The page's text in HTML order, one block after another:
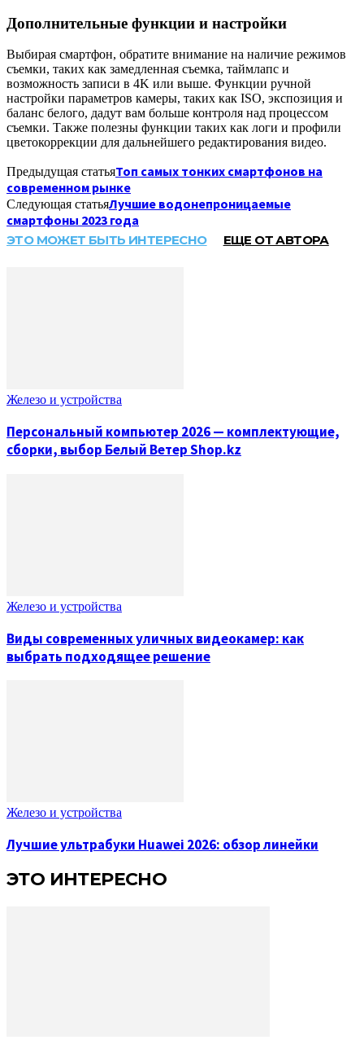
Дополнительные функции и настройки
Выбирая смартфон, обратите внимание на наличие режимов
съемки, таких как замедленная съемка, таймлапс и
возможность записи в 4K или выше. Функции ручной
настройки параметров камеры, таких как ISO, экспозиция и
баланс белого, дадут вам больше контроля над процессом
съемки. Также полезны функции таких как логи и профили
цветокоррекции для дальнейшего редактирования видео.
Предыдущая статьяТоп самых тонких смартфонов на
современном рынке
Следующая статьяЛучшие водонепроницаемые
смартфоны 2023 года
ЭТО МОЖЕТ БЫТЬ ИНТЕРЕСНО ЕЩЕ ОТ АВТОРА
Железо и устройства
Персональный компьютер 2026 — комплектующие,
сборки, выбор Белый Ветер Shop.kz
Железо и устройства
Виды современных уличных видеокамер: как
выбрать подходящее решение
Железо и устройства
Лучшие ультрабуки Huawei 2026: обзор линейки
ЭТО ИНТЕРЕСНО